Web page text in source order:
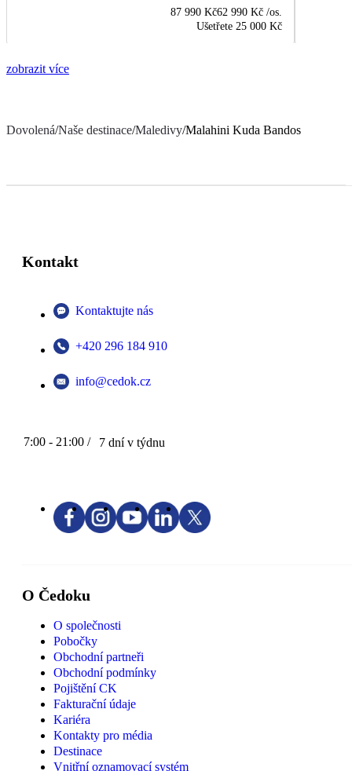
87 990 Kč62 990 Kč /os.
Ušetřete 25 000 Kč
zobrazit více
Dovolená/Naše destinace/Maledivy/Malahini Kuda Bandos
Kontakt
Kontaktujte nás
+420 296 184 910
info@cedok.cz
7:00 - 21:00 / 7 dní v týdnu
O Čedoku
O společnosti
Pobočky
Obchodní partneři
Obchodní podmínky
Pojištění CK
Fakturační údaje
Kariéra
Kontakty pro média
Destinace
Vnitřní oznamovací systém